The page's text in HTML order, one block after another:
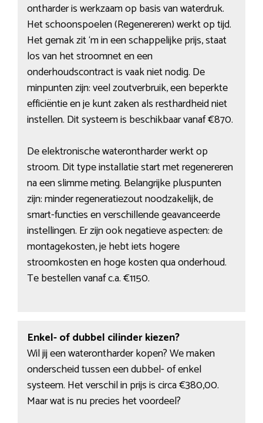
ontharder is werkzaam op basis van waterdruk.
Het schoonspoelen (Regenereren) werkt op tijd.
Het gemak zit ‘m in een schappelijke prijs, staat
los van het stroomnet en een
onderhoudscontract is vaak niet nodig. De
minpunten zijn: veel zoutverbruik, een beperkte
efficiëntie en je kunt zaken als resthardheid niet
instellen. Dit systeem is beschikbaar vanaf €870.
De elektronische waterontharder werkt op
stroom. Dit type installatie start met regenereren
na een slimme meting. Belangrijke pluspunten
zijn: minder regeneratiezout noodzakelijk, de
smart-functies en verschillende geavanceerde
instellingen. Er zijn ook negatieve aspecten: de
montagekosten, je hebt iets hogere
stroomkosten en hoge kosten qua onderhoud.
Te bestellen vanaf c.a. €1150.
Enkel- of dubbel cilinder kiezen?
Wil jij een waterontharder kopen? We maken
onderscheid tussen een dubbel- of enkel
systeem. Het verschil in prijs is circa €380,00.
Maar wat is nu precies het voordeel?